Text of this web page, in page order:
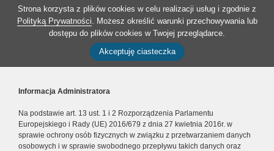
Strona korzysta z plików cookies w celu realizacji usług i zgodnie z
Polityką Prywatności. Możesz określić warunki przechowywania lub
dostępu do plików cookies w Twojej przeglądarce.
Akceptuję ciasteczka
Informacja Administratora
Na podstawie art. 13 ust. 1 i 2 Rozporządzenia Parlamentu
Europejskiego i Rady (UE) 2016/679 z dnia 27 kwietnia 2016r. w
sprawie ochrony osób fizycznych w związku z przetwarzaniem danych
osobowych i w sprawie swobodnego przepływu takich danych oraz